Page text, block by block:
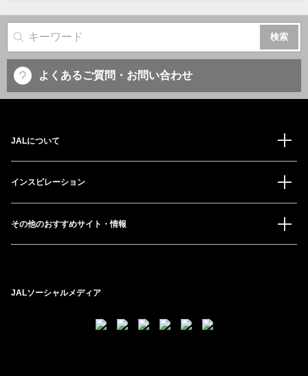
サイト内検索
よくあるご質問・お問い合わせ
JALについて
インスピレーション
その他のおすすめサイト・情報
JALソーシャルメディア